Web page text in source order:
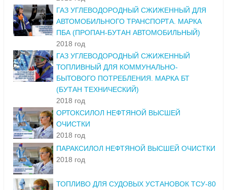
2018 год
ГАЗ УГЛЕВОДОРОДНЫЙ СЖИЖЕННЫЙ ДЛЯ
АВТОМОБИЛЬНОГО ТРАНСПОРТА. МАРКА
ПБА (ПРОПАН-БУТАН АВТОМОБИЛЬНЫЙ)
2018 год
ГАЗ УГЛЕВОДОРОДНЫЙ СЖИЖЕННЫЙ
ТОПЛИВНЫЙ ДЛЯ КОММУНАЛЬНО-
БЫТОВОГО ПОТРЕБЛЕНИЯ. МАРКА БТ
(БУТАН ТЕХНИЧЕСКИЙ)
2018 год
ОРТОКСИЛОЛ НЕФТЯНОЙ ВЫСШЕЙ
ОЧИСТКИ
2018 год
ПАРАКСИЛОЛ НЕФТЯНОЙ ВЫСШЕЙ ОЧИСТКИ